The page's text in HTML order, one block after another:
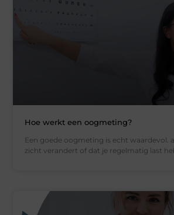
Hoe werkt een oogmeting?
Een goede oogmeting is echt waardevol.
zicht verandert of dat je regelmatig last